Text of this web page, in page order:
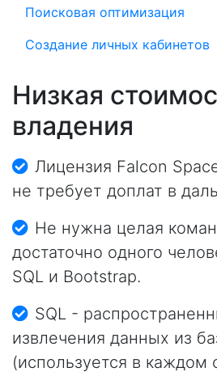
Поисковая оптимизация
Создание личных кабинетов
Низкая
владения
Лицензия Falcon
не требует доплат в
Не нужна целая
достаточно одного
SQL и Bootstrap.
SQL -
извлечения данных из
(используется в каждом